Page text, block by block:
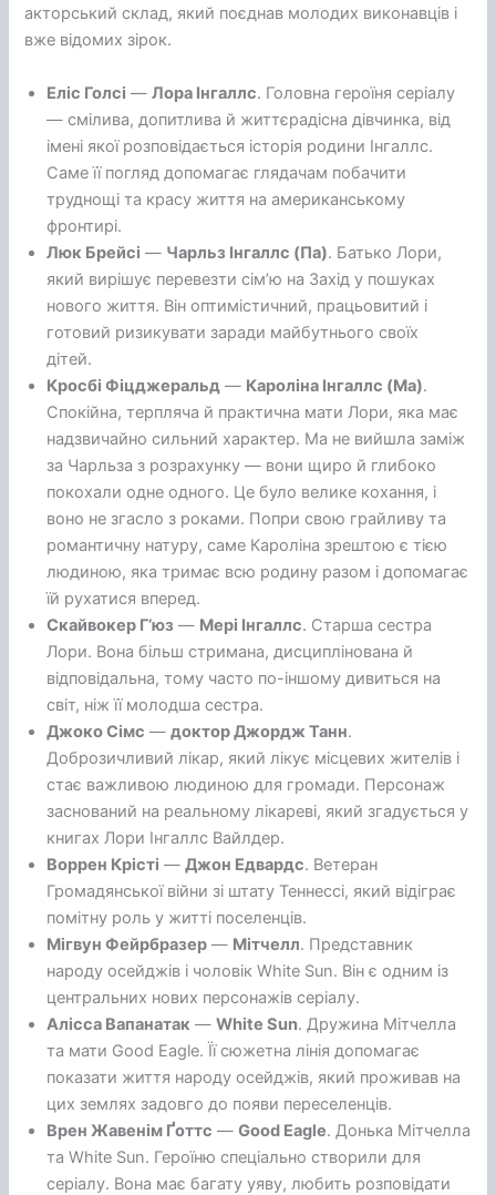
акторський склад, який поєднав молодих виконавців і
вже відомих зірок.
Еліс Голсі —Лора Інгаллс. Головна героїня серіалу
— смілива, допитлива й життєрадісна дівчинка, від
імені якої розповідається історія родини Інгаллс.
Саме її погляд допомагає глядачам побачити
труднощі та красу життя на американському
фронтирі.
Люк Брейсі — Чарльз Інгаллс (Па). Батько Лори,
який вирішує перевезти сім’ю на Захід у пошуках
нового життя. Він оптимістичний, працьовитий і
готовий ризикувати заради майбутнього своїх
дітей.
Кросбі Фіцджеральд — Кароліна Інгаллс (Ма).
Спокійна, терпляча й практична мати Лори, яка має
надзвичайно сильний характер. Ма не вийшла заміж
за Чарльза з розрахунку — вони щиро й глибоко
покохали одне одного. Це було велике кохання, і
воно не згасло з роками. Попри свою грайливу та
романтичну натуру, саме Кароліна зрештою є тією
людиною, яка тримає всю родину разом і допомагає
їй рухатися вперед.
Скайвокер Г’юз — Мері Інгаллс. Старша сестра
Лори. Вона більш стримана, дисциплінована й
відповідальна, тому часто по-іншому дивиться на
світ, ніж її молодша сестра.
Джоко Сімс —доктор Джордж Танн.
Доброзичливий лікар, який лікує місцевих жителів і
стає важливою людиною для громади. Персонаж
заснований на реальному лікареві, який згадується у
книгах Лори Інгаллс Вайлдер.
Воррен Крісті —Джон Едвардс. Ветеран
Громадянської війни зі штату Теннессі, який відіграє
помітну роль у житті поселенців.
Мігвун Фейрбразер — Мітчелл. Представник
народу осейджів і чоловік White Sun. Він є одним із
центральних нових персонажів серіалу.
Алісса Вапанатак —White Sun. Дружина Мітчелла
та мати Good Eagle. Її сюжетна лінія допомагає
показати життя народу осейджів, який проживав на
цих землях задовго до появи переселенців.
Врен Жавенім Ґоттс —Good Eagle. Донька Мітчелла
та White Sun. Героїню спеціально створили для
серіалу. Вона має багату уяву, любить розповідати